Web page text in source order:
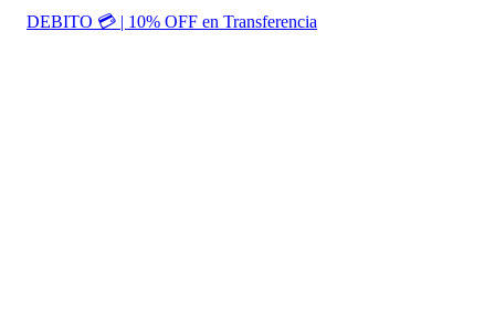
DEBITO 💳 | 10% OFF en Transferencia